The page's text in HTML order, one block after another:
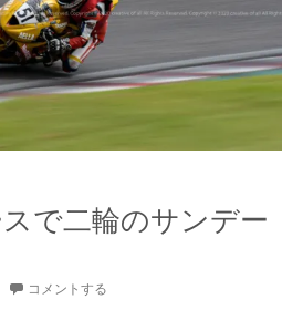
で二輪のサンデー
コメントする